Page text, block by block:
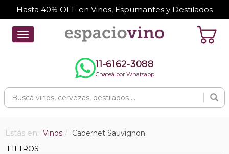
Hasta 40% OFF en Vinos, Espumantes y Destilados
Toggle
navigation
11-6162-3088
Chateá por Whatsapp
Estás en: Vinos
Cabernet Sauvignon
FILTROS